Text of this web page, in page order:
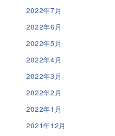
2022年7月
2022年6月
2022年5月
2022年4月
2022年3月
2022年2月
2022年1月
2021年12月